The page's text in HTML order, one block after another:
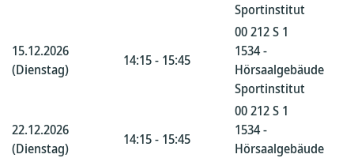
Sportinstitut
15.12.2026
(Dienstag)
14:15 - 15:45
00 212 S 1
1534 -
Hörsaalgebäude
Sportinstitut
22.12.2026
(Dienstag)
14:15 - 15:45
00 212 S 1
1534 -
Hörsaalgebäude